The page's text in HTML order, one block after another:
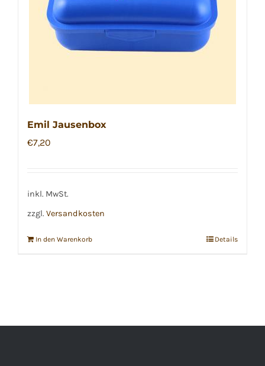
Emil Jausenbox
€7,20
inkl. MwSt.
zzgl. Versandkosten
In den Warenkorb Details